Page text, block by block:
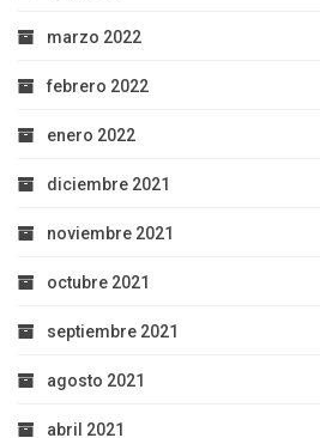
marzo 2022
febrero 2022
enero 2022
diciembre 2021
noviembre 2021
octubre 2021
septiembre 2021
agosto 2021
abril 2021